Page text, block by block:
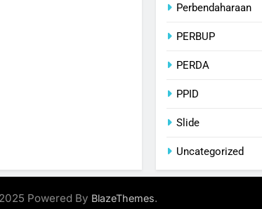
Perbendaharaan
PERBUP
PERDA
PPID
Slide
Uncategorized
Powered By BlazeThemes.